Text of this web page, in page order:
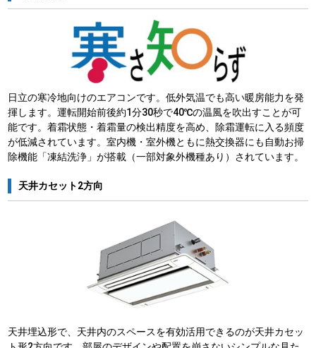
日立の寒冷地向けのエアコンです。低外気温でも高い暖房能力を発
揮します。運転開始前後約1分30秒で40℃の温風を吹出すことが可
能です。着霜状態・着霜量の検出精度を高め、除霜運転に入る頻度
が低減されています。室内機・室外機ともに熱交換器にも自動お掃
除機能「凍結洗浄」が搭載（一部対象外機種あり）されています。
天井カセット2方向
天井埋込形で、天井内のスペースを有効活用できるのが天井カセッ